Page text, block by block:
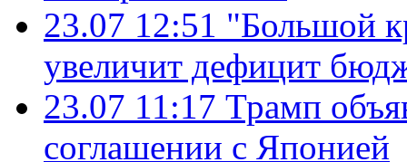
23.07 12:51 "Большой
увеличит дефицит
23.07 11:17 Трамп
соглашении с Японией